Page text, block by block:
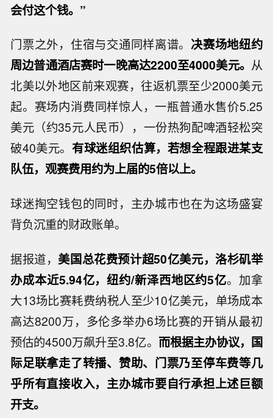
会付这个钱。”
门票之外，住宿与交通同样离谱。决赛场地纽约
周边普通酒店赛时一晚高达2200至4000美元。 从
北美以外地区前来观赛，往返机票至少2000美元
起。赛场内消费同样惊人，一瓶普通水售价5.25
美元（约35元人民币），一份热狗配啤酒轻松突
破40美元。有球迷组织估算，若想全程跟进某支
队伍，观赛费用约为上届的5倍以上。
球迷掏空钱包的同时，主办城市也在为这场盛宴
背负沉重的财政账单。
据报道，美国总花费预计超50亿美元，洛杉矶举
办成本近5.94亿，纽约/新泽西地区约5亿。加拿
大13场比赛耗费纳税人至少10亿美元，单场成本
高达8200万，多伦多举办6场比赛的开销从最初
预估的4500万飙升至3.8亿。 而根据主办协议，国
际足联拿走了转播、赞助、门票乃至停车费等几
乎所有直接收入，主办城市要自行承担上述巨额
开支。